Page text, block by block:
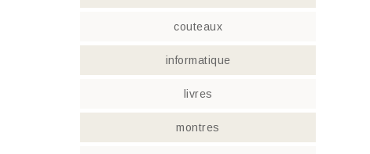
couteaux
informatique
livres
montres